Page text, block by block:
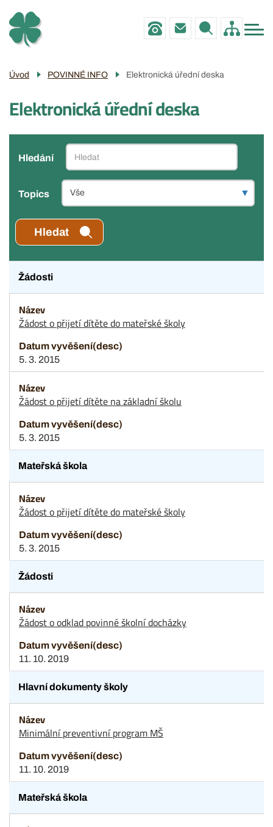
hlavnímu
Menu
navigace
ZŠ
MŠ
GALERIE
Úvod POVINNÉ INFO Elektronická úřední deska
Elektronická úřední deska
Hledání
Topics
Hledat
Žádosti
Žádost o přijetí dítěte do mateřské školy
5. 3. 2015
Žádost o přijetí dítěte na základní školu
5. 3. 2015
Mateřská škola
Žádost o přijetí dítěte do mateřské školy
5. 3. 2015
Žádosti
Žádost o odklad povinné školní docházky
11. 10. 2019
Hlavní dokumenty školy
Minimální preventivní program MŠ
11. 10. 2019
Mateřská škola